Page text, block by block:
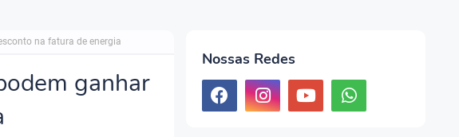
na fatura de energia
ganhar
Nossas Redes